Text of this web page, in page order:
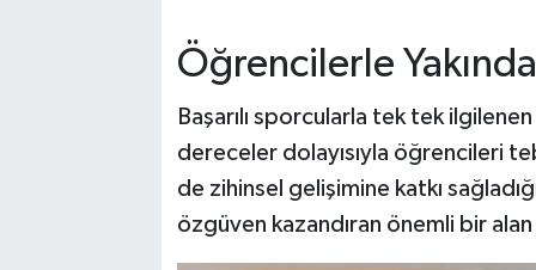
Öğrencilerle
Başarılı sporcularla tek tek
dereceler dolayısıyla öğrencileri
de zihinsel gelişimine katkı
özgüven kazandıran önemli bir